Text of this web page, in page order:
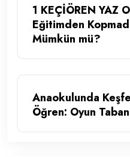
1 KEÇİÖREN YAZ
Eğitimden
Mümkün mü?
Anaokulunda
Öğren: Oyun